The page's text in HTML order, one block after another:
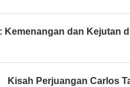
Kemenangan dan Kejutan
Kisah Perjuangan Carlos